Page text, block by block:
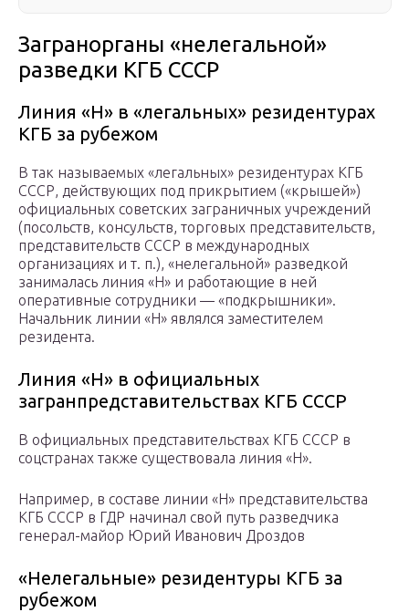
Загранорганы «нелегальной»
разведки КГБ СССР
Линия «Н» в «легальных» резидентурах
КГБ за рубежом
В так называемых «легальных» резидентурах КГБ
СССР, действующих под прикрытием («крышей»)
официальных советских заграничных учреждений
(посольств, консульств, торговых представительств,
представительств СССР в международных
организациях и т. п.), «нелегальной» разведкой
занималась линия «Н» и работающие в ней
оперативные сотрудники — «подкрышники».
Начальник линии «Н» являлся заместителем
резидента.
Линия «Н» в официальных
загранпредставительствах КГБ СССР
В официальных представительствах КГБ СССР в
соцстранах также существовала линия «Н».
Например, в составе линии «Н» представительства
КГБ СССР в ГДР начинал свой путь разведчика
генерал-майор Юрий Иванович Дроздов
«Нелегальные» резидентуры КГБ за
рубежом